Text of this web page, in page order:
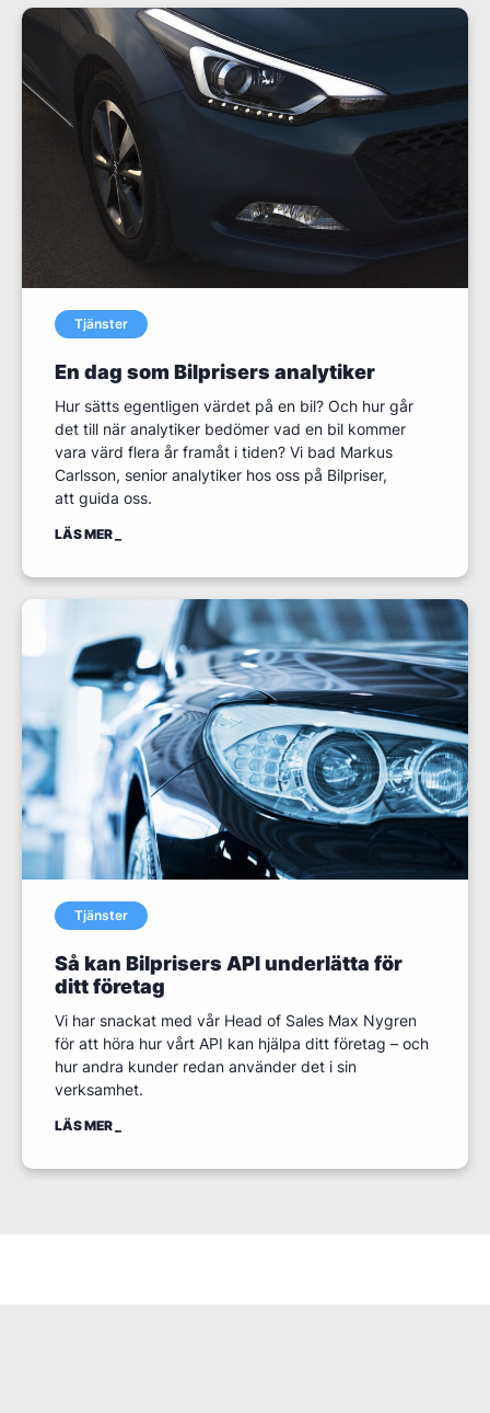
Tjänster
En dag som Bilprisers analytiker
Hur sätts egentligen värdet på en bil? Och hur går
det till när analytiker bedömer vad en bil kommer
vara värd flera år framåt i tiden? Vi bad Markus
Carlsson, senior analytiker hos oss på Bilpriser,
att guida oss.
LÄS MER
Tjänster
Så kan Bilprisers API underlätta för
ditt företag
Vi har snackat med vår Head of Sales Max Nygren
för att höra hur vårt API kan hjälpa ditt företag – och
hur andra kunder redan använder det i sin
verksamhet.
LÄS MER